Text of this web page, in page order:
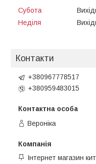
Субота
Неділя
Контакти
+380967778517
+380959483015
Вероніка
Інтернет магазин